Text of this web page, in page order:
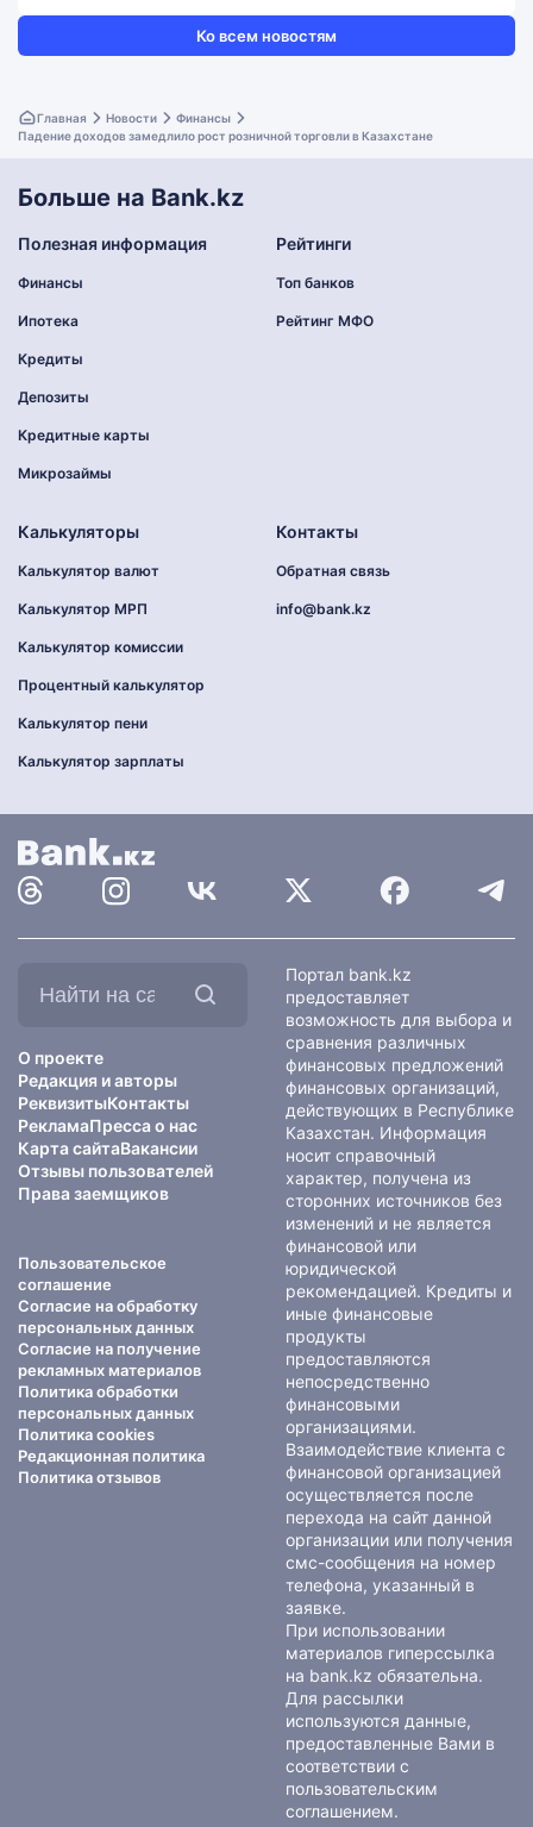
Ко всем новостям
Главная Новости
Финансы
Падение доходов замедлило рост розничной торговли в Казахстане
Больше на Bank.kz
Полезная информация
Финансы
Ипотека
Кредиты
Депозиты
Кредитные карты
Микрозаймы
Рейтинги
Топ банков
Рейтинг МФО
Калькуляторы
Калькулятор валют
Калькулятор МРП
Калькулятор комиссии
Процентный калькулятор
Калькулятор пени
Калькулятор зарплаты
Контакты
Обратная связь
info@bank.kz
О проекте
Редакция и авторы
РеквизитыКонтакты
РекламаПресса о нас
Карта сайтаВакансии
Отзывы пользователей
Права заемщиков
Пользовательское
соглашение
Согласие на обработку
персональных данных
Согласие на получение
рекламных материалов
Политика обработки
персональных данных
Политика cookies
Редакционная политика
Политика отзывов
Портал bank.kz
предоставляет
возможность для выбора и
сравнения различных
финансовых предложений
финансовых организаций,
действующих в Республике
Казахстан. Информация
носит справочный
характер, получена из
сторонних источников без
изменений и не является
финансовой или
юридической
рекомендацией. Кредиты и
иные финансовые
продукты
предоставляются
непосредственно
финансовыми
организациями.
Взаимодействие клиента с
финансовой организацией
осуществляется после
перехода на сайт данной
организации или получения
смс-сообщения на номер
телефона, указанный в
заявке.
При использовании
материалов гиперссылка
на bank.kz обязательна.
Для рассылки
используются данные,
предоставленные Вами в
соответствии с
пользовательским
соглашением.